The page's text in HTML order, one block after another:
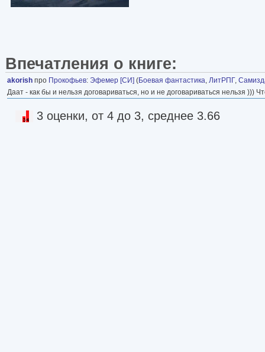
Впечатления о книге:
akorish про Прокофьев: Эфемер [СИ] (Боевая фантастика, ЛитРПГ,
Даат - как бы и нельзя договариваться, но и не договариваться нельзя )))
3 оценки, от 4 до 3, среднее 3.66